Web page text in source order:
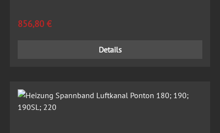
Regulärer Preis:
856,80 €
Details